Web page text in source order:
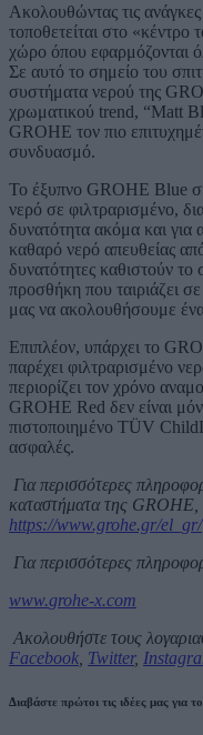
Ακολουθώντας τις
τοποθετείται στο «κέντρο
χώρο όπου εφαρμόζονται
Σε αυτό το σημείο του
συστήματα νερού της
χρωματικού trend, “Matt
GROHE τον πιο
συνδυασμό.
Το έξυπνο GROHE Blue
νερό σε φιλτραρισμένο,
δυνατότητα ακόμα και
καθαρό νερό απευθείας
δυνατότητες καθιστούν
προσθήκη που ταιριάζει
μας να ακολουθήσουμε
Επιπλέον, υπάρχει το
παρέχει φιλτραρισμένο
περιορίζει τον χρόνο
GROHE Red δεν είναι
πιστοποιημένο TÜV
ασφαλές.
Για περισσότερες
καταστήματα της GROHE,
https://www.grohe.gr/el_gr/
Για περισσότερες
www.grohe-x.com
Ακολουθήστε τους
Facebook Twitter,
Διαβάστε πρώτοι τις ιδέες μας για